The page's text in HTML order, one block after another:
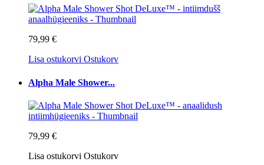
79,99 €
Lisa ostukorvi Ostukorv
Alpha Male Shower...
79,99 €
Lisa ostukorvi Ostukorv